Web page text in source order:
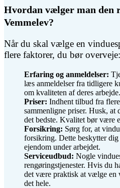
Hvordan vælger man den
Vemmelev?
Når du skal vælge en
flere faktorer, du bør overveje:
Erfaring og anmeldelser:
læs anmeldelser fra tidligere
om kvaliteten af deres arbejde.
Priser: Indhent tilbud fra
sammenligne priser. Husk,
det bedste. Kvalitet bør være
Forsikring: Sørg for, at
forsikring. Dette beskytter
ejendom under arbejdet.
Serviceudbud: Nogle
rengøringstjenester. Hvis du
det være praktisk at vælge en
det hele.